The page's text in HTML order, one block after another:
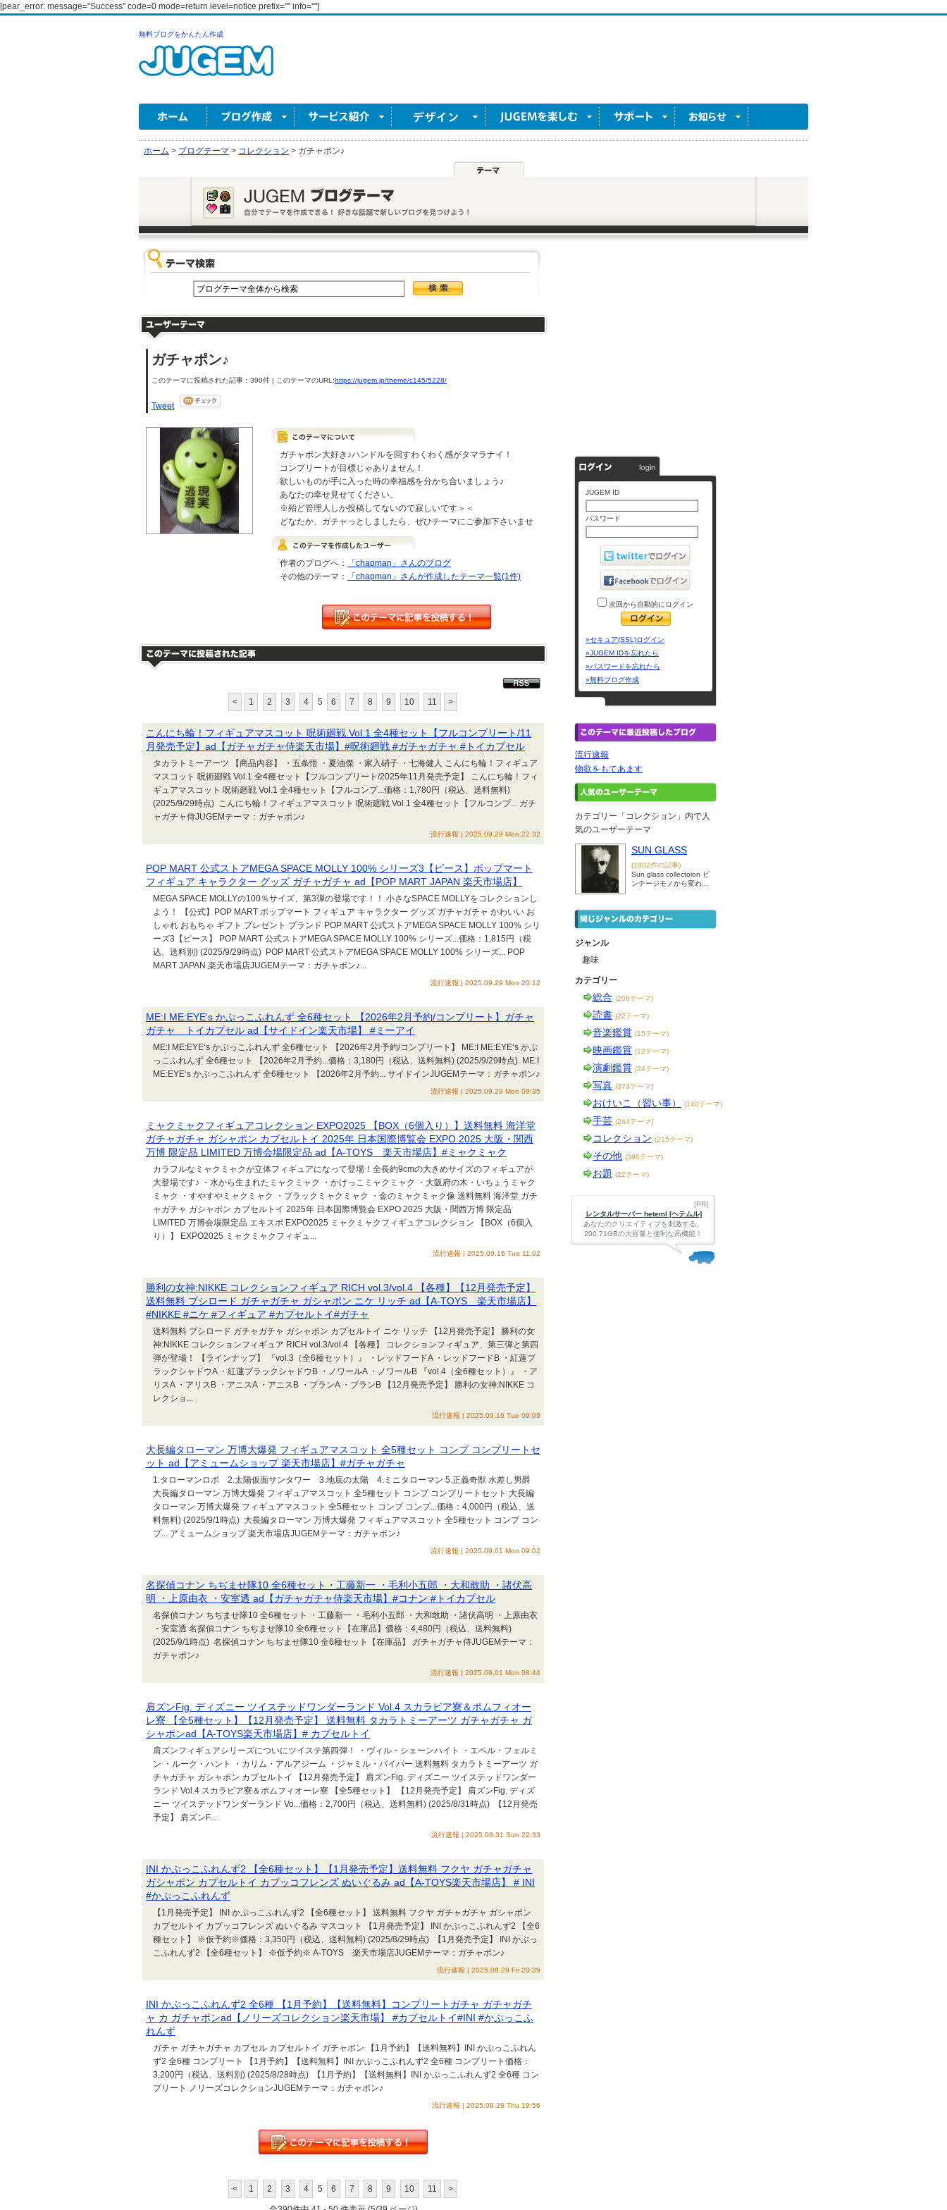
[pear_error: message="Success" code=0 mode=return level=notice prefix="" info=""]
無料ブログをかんたん作成
ホーム > ブログテーマ > コレクション > ガチャポン♪
ガチャポン♪
このテーマに投稿された記事：390件 | このテーマのURL:https://jugem.jp/theme/c145/5228/
Tweet
ガチャポン大好き♪ハンドルを回すわくわく感がタマラナイ！
コンプリートが目標じゃありません！
欲しいものが手に入った時の幸福感を分かち合いましょう♪
あなたの幸せ見せてください。
※殆ど管理人しか投稿してないので寂しいです＞＜
どなたか、ガチャっとしましたら、ぜひテーマにご参加下さいませ
作者のブログへ：
「chapman」さんのブログ
その他のテーマ：
「chapman」さんが作成したテーマ一覧(1件)
< 1 2 3 4 5 6 7 8 9 10 11 >
こんにち輪！フィギュアマスコット 呪術廻戦 Vol.1 全4種セット【フルコンプリート/11
月発売予定】ad【ガチャガチャ侍楽天市場】#呪術廻戦 #ガチャガチャ #トイカプセル
タカラトミーアーツ 【商品内容】 ・五条悟 ・夏油傑 ・家入硝子 ・七海健人 こんにち輪！フィギュア
マスコット 呪術廻戦 Vol.1 全4種セット【フルコンプリート/2025年11月発売予定】 こんにち輪！フィ
ギュアマスコット 呪術廻戦 Vol.1 全4種セット【フルコンプ...価格：1,780円（税込、送料無料)
(2025/9/29時点) こんにち輪！フィギュアマスコット 呪術廻戦 Vol.1 全4種セット【フルコンプ... ガチ
ャガチャ侍JUGEMテーマ：ガチャポン♪
流行速報 | 2025.09.29 Mon 22:32
POP MART 公式ストアMEGA SPACE MOLLY 100% シリーズ3【ピース】ポップマート
フィギュア キャラクター グッズ ガチャガチャ ad【POP MART JAPAN 楽天市場店】
MEGA SPACE MOLLYの100％サイズ、第3弾の登場です！！ 小さなSPACE MOLLYをコレクションし
よう！ 【公式】POP MART ポップマート フィギュア キャラクター グッズ ガチャガチャ かわいい お
しゃれ おもちゃ ギフト プレゼント ブランド POP MART 公式ストアMEGA SPACE MOLLY 100% シリ
ーズ3【ピース】 POP MART 公式ストアMEGA SPACE MOLLY 100% シリーズ...価格：1,815円（税
込、送料別) (2025/9/29時点) POP MART 公式ストアMEGA SPACE MOLLY 100% シリーズ... POP
MART JAPAN 楽天市場店JUGEMテーマ：ガチャポン♪...
流行速報 | 2025.09.29 Mon 20:12
ME:I ME:EYE‘s かぷっこふれんず 全6種セット 【2026年2月予約/コンプリート】ガチャ
ガチャ トイカプセル ad【サイドイン楽天市場】 #ミーアイ
ME:I ME:EYE‘s かぷっこふれんず 全6種セット 【2026年2月予約/コンプリート】 ME:I ME:EYE‘s かぷ
っこふれんず 全6種セット 【2026年2月予約...価格：3,180円（税込、送料無料) (2025/9/29時点) ME:I
ME:EYE‘s かぷっこふれんず 全6種セット 【2026年2月予約... サイドインJUGEMテーマ：ガチャポン♪
流行速報 | 2025.09.29 Mon 09:35
ミャクミャクフィギュアコレクション EXPO2025 【BOX（6個入り）】送料無料 海洋堂
ガチャガチャ ガシャポン カプセルトイ 2025年 日本国際博覧会 EXPO 2025 大阪・関西
万博 限定品 LIMITED 万博会場限定品 ad【A-TOYS 楽天市場店】#ミャクミャク
カラフルなミャクミャクが立体フィギュアになって登場！全長約9cmの大きめサイズのフィギュアが
大登場です♪ ・水から生まれたミャクミャク ・かけっこミャクミャク ・大阪府の木・いちょうミャク
ミャク ・すやすやミャクミャク ・ブラックミャクミャク ・金のミャクミャク像 送料無料 海洋堂 ガチ
ャガチャ ガシャポン カプセルトイ 2025年 日本国際博覧会 EXPO 2025 大阪・関西万博 限定品
LIMITED 万博会場限定品 エキスポ EXPO2025 ミャクミャクフィギュアコレクション 【BOX（6個入
り）】 EXPO2025 ミャクミャクフィギュ...
流行速報 | 2025.09.16 Tue 11:02
勝利の女神:NIKKE コレクションフィギュア RICH vol.3/vol.4 【各種】【12月発売予定】
送料無料 ブシロード ガチャガチャ ガシャポン ニケ リッチ ad【A-TOYS 楽天市場店】
#NIKKE #ニケ #フィギュア #カプセルトイ#ガチャ
送料無料 ブシロード ガチャガチャ ガシャポン カプセルトイ ニケ リッチ 【12月発売予定】 勝利の女
神:NIKKE コレクションフィギュア RICH vol.3/vol.4 【各種】 コレクションフィギュア、第三弾と第四
弾が登場！ 【ラインナップ】 『vol.3（全6種セット）』 ・レッドフードA ・レッドフードB ・紅蓮ブ
ラックシャドウA ・紅蓮ブラックシャドウB ・ノワールA ・ノワールB 『vol.4（全6種セット）』 ・ア
リスA ・アリスB ・アニスA ・アニスB ・ブランA ・ブランB 【12月発売予定】 勝利の女神:NIKKE コ
レクショ...
流行速報 | 2025.09.16 Tue 09:09
大長編タローマン 万博大爆発 フィギュアマスコット 全5種セット コンプ コンプリートセ
ット ad【アミュームショップ 楽天市場店】#ガチャガチャ
1.タローマンロボ 2.太陽仮面サンタワー 3.地底の太陽 4.ミニタローマン 5.正義奇獣 水差し男爵
大長編タローマン 万博大爆発 フィギュアマスコット 全5種セット コンプ コンプリートセット 大長編
タローマン 万博大爆発 フィギュアマスコット 全5種セット コンプ コンプ...価格：4,000円（税込、送
料無料) (2025/9/1時点) 大長編タローマン 万博大爆発 フィギュアマスコット 全5種セット コンプ コン
プ... アミュームショップ 楽天市場店JUGEMテーマ：ガチャポン♪
流行速報 | 2025.09.01 Mon 09:02
名探偵コナン ちぢませ隊10 全6種セット・工藤新一 ・毛利小五郎 ・大和敢助 ・諸伏高
明 ・上原由衣 ・安室透 ad【ガチャガチャ侍楽天市場】#コナン #トイカプセル
名探偵コナン ちぢませ隊10 全6種セット ・工藤新一 ・毛利小五郎 ・大和敢助 ・諸伏高明 ・上原由衣
・安室透 名探偵コナン ちぢませ隊10 全6種セット【在庫品】価格：4,480円（税込、送料無料)
(2025/9/1時点) 名探偵コナン ちぢませ隊10 全6種セット【在庫品】 ガチャガチャ侍JUGEMテーマ：
ガチャポン♪
流行速報 | 2025.09.01 Mon 08:44
肩ズンFig. ディズニー ツイステッドワンダーランド Vol.4 スカラビア寮＆ポムフィオー
レ寮 【全5種セット】【12月発売予定】 送料無料 タカラトミーアーツ ガチャガチャ ガ
シャポンad【A-TOYS楽天市場店】# カプセルトイ
肩ズンフィギュアシリーズについにツイステ第四弾！ ・ヴィル・シェーンハイト ・エペル・フェルミ
ン ・ルーク・ハント ・カリム・アルアジーム ・ジャミル・バイパー 送料無料 タカラトミーアーツ ガ
チャガチャ ガシャポン カプセルトイ 【12月発売予定】 肩ズンFig. ディズニー ツイステッドワンダー
ランド Vol.4 スカラビア寮＆ポムフィオーレ寮 【全5種セット】 【12月発売予定】 肩ズンFig. ディズ
ニー ツイステッドワンダーランド Vo...価格：2,700円（税込、送料無料) (2025/8/31時点) 【12月発売
予定】 肩ズンF...
流行速報 | 2025.08.31 Sun 22:33
INI かぷっこふれんず2 【全6種セット】【1月発売予定】送料無料 フクヤ ガチャガチャ
ガシャポン カプセルトイ カプッコフレンズ ぬいぐるみ ad【A-TOYS楽天市場店】 # INI
#かぷっこふれんず
【1月発売予定】 INI かぷっこふれんず2 【全6種セット】 送料無料 フクヤ ガチャガチャ ガシャポン
カプセルトイ カプッコフレンズ ぬいぐるみ マスコット 【1月発売予定】 INI かぷっこふれんず2 【全6
種セット】 ※仮予約※価格：3,350円（税込、送料無料) (2025/8/29時点) 【1月発売予定】 INI かぷっ
こふれんず2 【全6種セット】 ※仮予約※ A-TOYS 楽天市場店JUGEMテーマ：ガチャポン♪
流行速報 | 2025.08.29 Fri 20:39
INI かぷっこふれんず2 全6種 【1月予約】【送料無料】コンプリートガチャ ガチャガチ
ャ カ ガチャポンad【ノリーズコレクション楽天市場】 #カプセルトイ#INI #かぷっこふ
れんず
ガチャ ガチャガチャ カプセル カプセルトイ ガチャポン 【1月予約】【送料無料】INI かぷっこふれん
ず2 全6種 コンプリート 【1月予約】【送料無料】INI かぷっこふれんず2 全6種 コンプリート価格：
3,200円（税込、送料別) (2025/8/28時点) 【1月予約】【送料無料】INI かぷっこふれんず2 全6種 コン
プリート ノリーズコレクションJUGEMテーマ：ガチャポン♪
流行速報 | 2025.08.28 Thu 19:56
< 1 2 3 4 5 6 7 8 9 10 11 >
JUGEM ID
パスワード
次回から自動的にログイン
»セキュア(SSL)ログイン
»JUGEM IDを忘れたら
»パスワードを忘れたら
»無料ブログ作成
流行速報
物欲をもてあます
カテゴリー「コレクション」内で人
気のユーザーテーマ
SUN GLASS
(1802件の記事)
Sun glass collectoion ビ
ンテージモノから変わ...
ジャンル
趣味
カテゴリー
総合 (208テーマ)
読書 (22テーマ)
音楽鑑賞 (15テーマ)
映画鑑賞 (12テーマ)
演劇鑑賞 (24テーマ)
写真 (373テーマ)
おけいこ（習い事） (140テーマ)
手芸 (244テーマ)
コレクション (215テーマ)
その他 (396テーマ)
お題 (22テーマ)
[PR]
レンタルサーバー heteml [ヘテムル]
あなたのクリエイティブを刺激する、
200.71GBの大容量と便利な高機能！